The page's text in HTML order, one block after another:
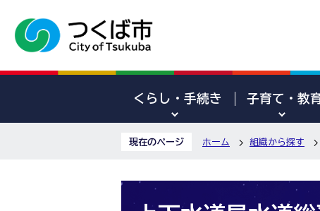
くらし・手続き 子育て・教
現在のページ ホーム 組織から探す